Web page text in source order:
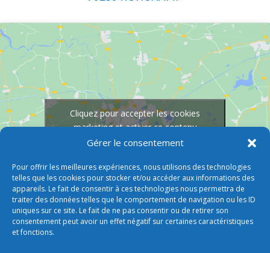
Gérer le consentement
Pour offrir les meilleures expériences, nous utilisons des technologies
telles que les cookies pour stocker et/ou accéder aux informations des
appareils. Le fait de consentir à ces technologies nous permettra de
traiter des données telles que le comportement de navigation ou les ID
uniques sur ce site. Le fait de ne pas consentir ou de retirer son
consentement peut avoir un effet négatif sur certaines caractéristiques
et fonctions.
Cliquez pour accepter les cookies
marketing et activer ce contenu